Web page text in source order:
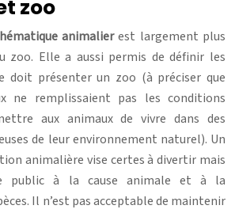
zoo
animalierest largement plus
zoo. Elle a aussi permis de définir les
doit présenter un zoo (à préciser que
ne remplissaient pas les conditions
aux animaux de vivre dans des
de leur environnement naturel). Un
animalière vise certes à divertir mais
public à la cause animale et à la
Il n’est pas acceptable de maintenir